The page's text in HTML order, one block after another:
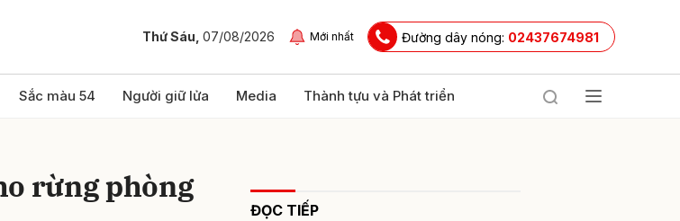
Thứ Sáu, 07/08/2026 Mới nhất Đường dây nóng: 02437674981
Sắc màu 54 Người giữ lửa Media Thành tựu và Phát triển
rừng phòng
ĐỌC TIẾP